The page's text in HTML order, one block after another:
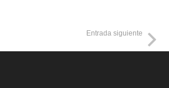
Entrada siguiente